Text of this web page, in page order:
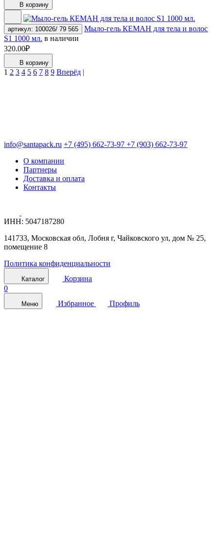
В корзину
артикул: 100026/ 79 565
Мыло-гель КЕМАН для тела и волос
S1 1000 мл. в наличии
320.00₽
В корзину
1 2 3 4 5 6 7 8 9 Вперёд |
info@santapack.ru +7 (495) 662-73-97 +7 (903) 662-73-97
О компании
Партнеры
Доставка и оплата
Контакты
ИНН: 5047187280
141733, Московская обл, Лобня г, Чайковского ул, дом № 25,
помещение 8
Политика конфиденциальности
Каталог
Корзина
0
Меню Избранное Профиль